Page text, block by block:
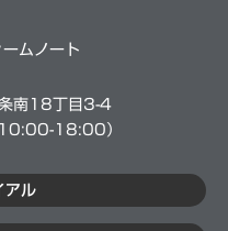
ムノート
南18丁目3-4
18:00）
アル